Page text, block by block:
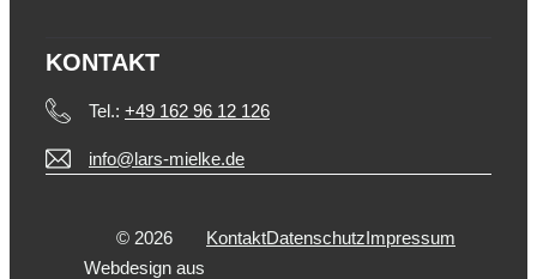
KONTAKT
Tel.: +49 162 96 12 126
info@lars-mielke.de
© 2026
Webdesign aus
KontaktDatenschutzImpressum